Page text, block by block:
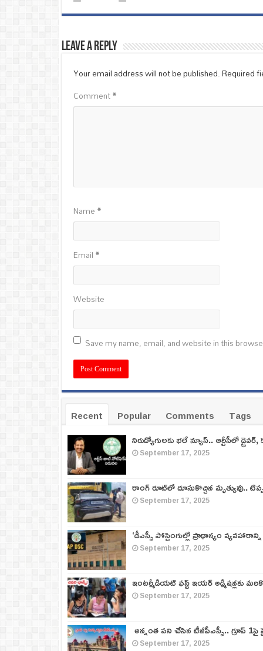
Leave a Reply
Your email address will not be published.Required
Comment*
Name*
Email*
Website
Save my name, email, and website in this
Recent Popular Comments
Tags
నిరుద్యోగులకు భలే న్యూస్.. ఆర్టీసీలో
September 17, 2025
రాంగ్ రూట్‌లో దూసుకొచ్చిన మృత్యువు..
September 17, 2025
‘డీఎస్సీ పోస్టింగుల్లో ప్రాధాన్యం
September 17, 2025
ఇంటర్మీడియట్ ఫస్ట్‌ ఇయర్‌ అడ్మిషన్లకు
September 17, 2025
అన్నంత పని చేసిన టీజీపీఎస్సీ.. గ్రూప్‌
September 17, 2025